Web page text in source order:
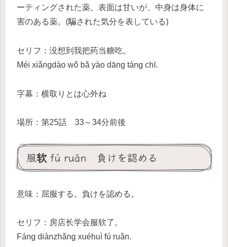
ーティングされた薬。表面は甘いが、中身は身体に
害のある薬。(騙された気分を表している)
セリフ：没想到我把药当糖吃。
Méi xiǎngdào wǒ bǎ yào dāng táng chī.
字幕：横取りとは心外ね
場所：第25話 33～34分前後
服软 fú ruǎn 負けを認める
意味：屈服する。負けを認める。
セリフ：房店长学会服软了。
Fáng diànzhǎng xuéhuì fú ruǎn.